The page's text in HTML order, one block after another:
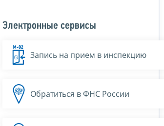
Электронные сервисы
Запись на прием в инспекцию
Обратиться в ФНС России